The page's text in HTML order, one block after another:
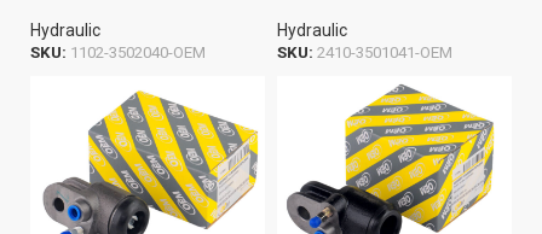
Hydraulic
SKU: 1102-3502040-OEM
Hydraulic
SKU: 2410-3501041-OEM